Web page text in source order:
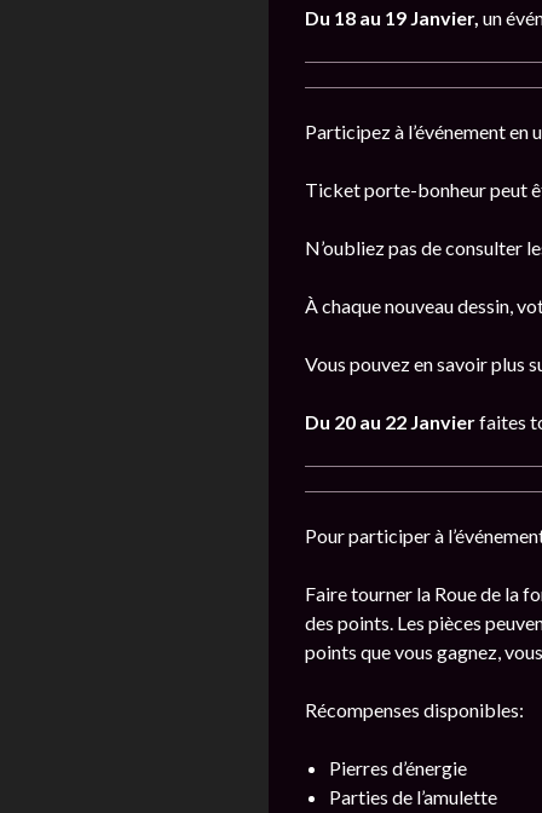
Du 18 au 19 Janvier, un
Participez à l’événement
Ticket porte-bonheur peut
N’oubliez pas de consulter
À chaque nouveau dessin,
Vous pouvez en savoir plus
Du 20 au 22 Janvierfaites
Pour participer à
Faire tourner la Roue de la
des points. Les pièces
points que vous gagnez,
Récompenses disponibles:
Pierres d’énergie
Parties de l’amulette